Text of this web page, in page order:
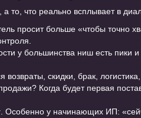
что реально всплывает в
просит больше «чтобы точно
у большинства ниш есть
возвраты, скидки, брак,
продажи? Когда будет первая
. Особенно у начинающих ИП: